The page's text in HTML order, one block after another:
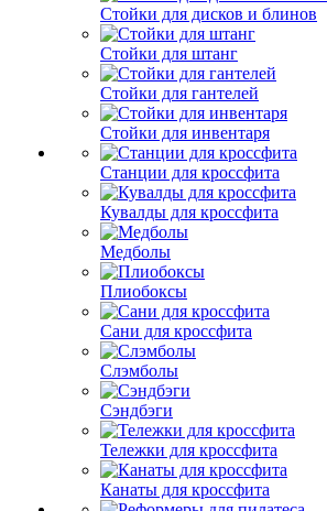
Стойки для дисков и блинов
Стойки для штанг
Стойки для гантелей
Стойки для инвентаря
Станции для кроссфита
Кувалды для кроссфита
Медболы
Плиобоксы
Сани для кроссфита
Слэмболы
Сэндбэги
Тележки для кроссфита
Канаты для кроссфита